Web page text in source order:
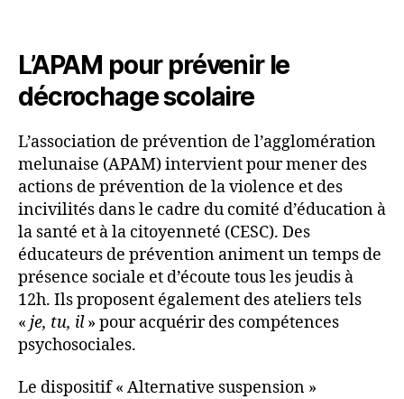
L’APAM pour prévenir le
décrochage scolaire
L’association de prévention de l’agglomération
melunaise (APAM) intervient pour mener des
actions de prévention de la violence et des
incivilités dans le cadre du comité d’éducation à
la santé et à la citoyenneté (CESC). Des
éducateurs de prévention animent un temps de
présence sociale et d’écoute tous les jeudis à
12h. Ils proposent également des ateliers tels
« je, tu, il» pour acquérir des compétences
psychosociales.
Le dispositif « Alternative suspension »